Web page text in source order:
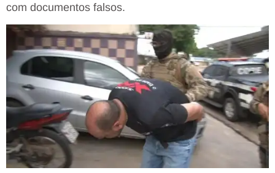
com documentos falsos.